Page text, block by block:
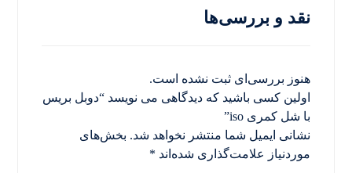
نقد و بررسی‌ها
هنوز بررسی‌ای ثبت نشده است.
اولین کسی باشید که دیدگاهی می نویسد “دوبل بریس
با شل کمری iso”
نشانی ایمیل شما منتشر نخواهد شد. بخش‌های
موردنیاز علامت‌گذاری شده‌اند *